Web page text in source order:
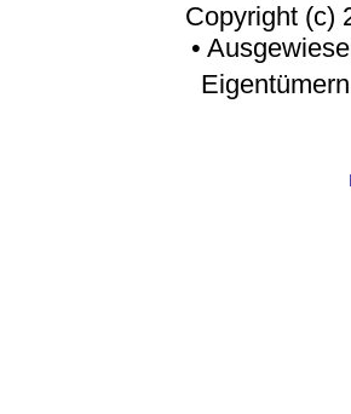
Copyright (c)
•